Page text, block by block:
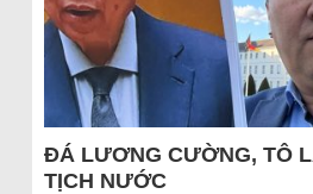
ĐÁ LƯƠNG CƯỜNG, TÔ
TỊCH NƯỚC